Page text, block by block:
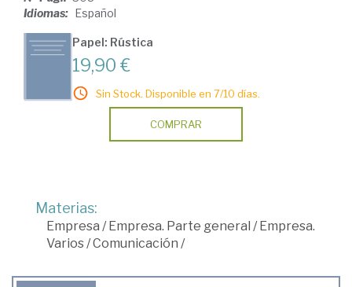
Idiomas: Español
Papel: Rústica
19,90 €
Sin Stock. Disponible en 7/10 días.
COMPRAR
Materias:
Empresa /Empresa. Parte general /Empresa.
Varios/Comunicación /